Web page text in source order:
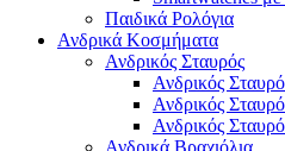
Παιδικά Ρολόγια
Ανδρικά Κοσμήματα
Ανδρικός Σταυρός
Ανδρικός
Ανδρικός
Ανδρικός
Ανδρικά Βραχιόλια